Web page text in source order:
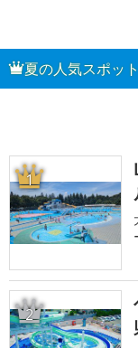
夏の人気スポッ
1
2